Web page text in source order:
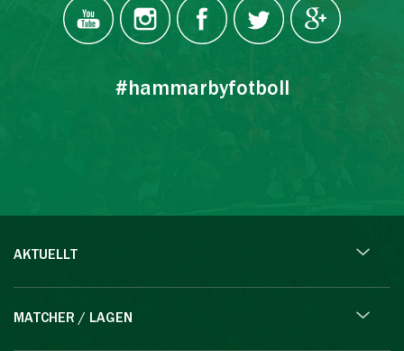
#hammarbyfotboll
AKTUELLT
MATCHER / LAGEN